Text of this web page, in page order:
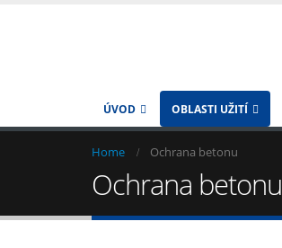
ÚVOD OBLASTI UŽITÍ
Home Ochrana betonu
Ochrana betonu